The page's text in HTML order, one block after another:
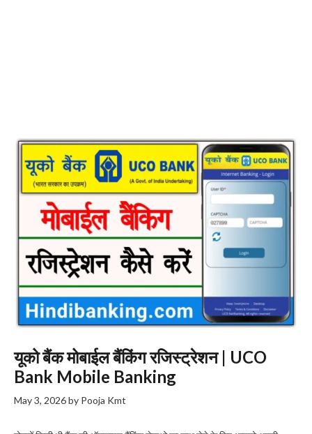
यूको बैंक मोबाईल बैंकिंग रजिस्ट्रेशन | UCO
Bank Mobile Banking
May 3, 2026by Pooja Kmt